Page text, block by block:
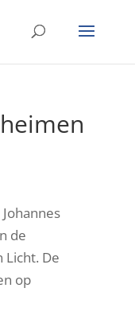
de
Licht. De
op